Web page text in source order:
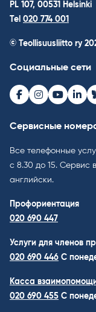
PL 107, 00531 Helsinki
Tel 020 774 001
© Teollisuusliitto ry
Социальные сети
Facebook
Instagram
Youtube
Сервисные
Все телефонные
с 8.30 до 15.
английски.
Профориентация
020 690 447
Услуги для членов
020 690 446 C
Касса
020 690 455 С